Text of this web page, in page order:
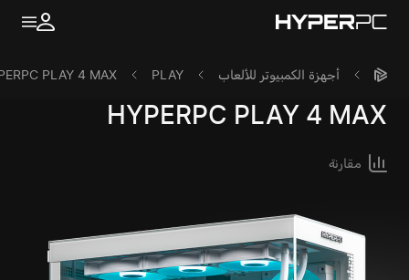
أجهزة الكمبيوتر للألعاب PLAY
PLAY 4 MAX
HYPERPC PLAY 4 MAX
مقارنة